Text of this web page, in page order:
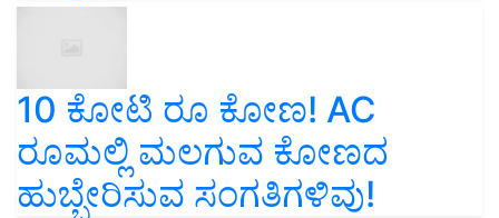
10 ಕೋಟಿ ರೂ ಕೋಣ! AC
ರೂಮಲ್ಲಿ ಮಲಗುವ ಕೋಣದ
ಹುಬ್ಬೇರಿಸುವ ಸಂಗತಿಗಳಿವು!